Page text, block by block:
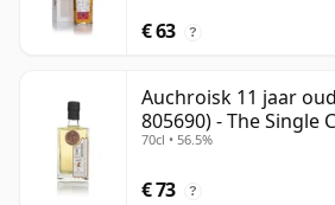
€ 63 ?
Auchroisk 11 jaar
805690) - The Single
70cl • 56.5%
€ 73 ?